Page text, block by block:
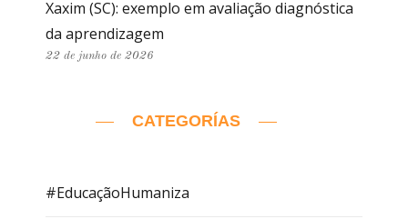
Xaxim (SC): exemplo em avaliação diagnóstica
da aprendizagem
22 de junho de 2026
CATEGORÍAS
#EducaçãoHumaniza